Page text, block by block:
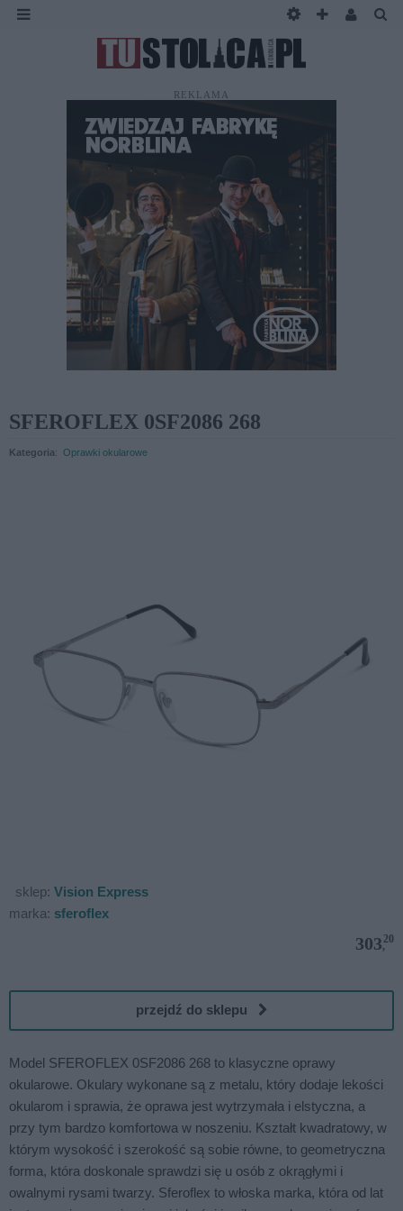
REKLAMA
SFEROFLEX 0SF2086 268
Kategoria: Oprawki okularowe
sklep: Vision Express
marka: sferoflex
303,
20
przejdź do sklepu
Model SFEROFLEX 0SF2086 268 to klasyczne oprawy
okularowe. Okulary wykonane są z metalu, który dodaje lekości
okularom i sprawia, że oprawa jest wytrzymała i elstyczna, a
przy tym bardzo komfortowa w noszeniu. Kształt kwadratowy, w
którym wysokość i szerokość są sobie równe, to geometryczna
forma, która doskonale sprawdzi się u osób z okrągłymi i
owalnymi rysami twarzy. Sferoflex to włoska marka, która od lat